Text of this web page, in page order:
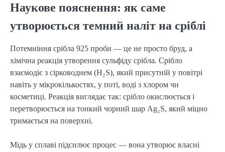
Наукове пояснення: як саме
утворюється темний наліт на сріблі
Потемніння срібла 925 проби — це не просто бруд, а
хімічна реакція утворення сульфіду срібла. Срібло
взаємодіє з сірководнем (H₂S), який присутній у повітрі
навіть у мікрокількостях, у поті, воді з хлором чи
косметиці. Реакція виглядає так: срібло окислюється і
перетворюється на тонкий чорний шар Ag₂S, який міцно
тримається на поверхні.
Мідь у сплаві підсилює процес — вона утворює власні